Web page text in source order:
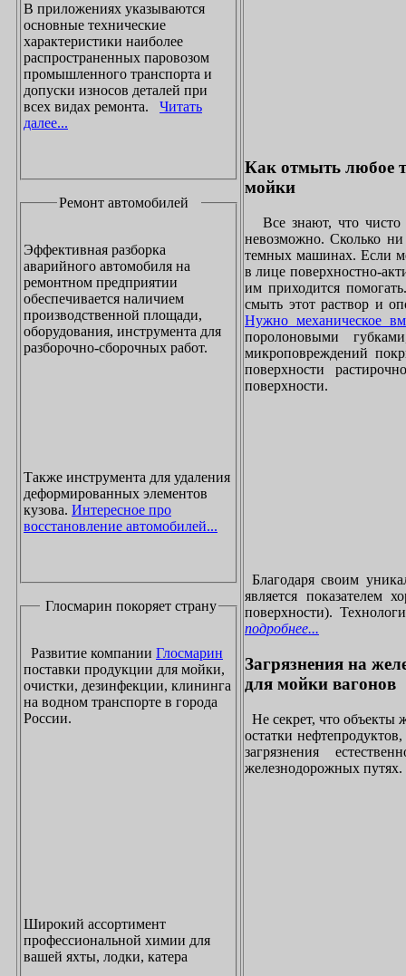
В приложениях указываются
основные технические
характеристики наиболее
распространенных паровозом
промышленного транспорта и
допуски износов деталей при
всех видах ремонта. Читать
далее...
Ремонт автомобилей
Эффективная разборка
аварийного автомобиля на
ремонтном предприятии
обеспечивается наличием
производственной площади,
оборудования, инструмента для
разборочно-сборочных работ.
Также инструмента для удаления
деформированных элементов
кузова. Интересное про
восстановление автомобилей...
Глосмарин покоряет страну
Развитие компании Глосмарин
поставки продукции для мойки,
очистки, дезинфекции, клининга
на водном транспорте в города
России.
Широкий ассортимент
профессиональной химии для
вашей яхты, лодки, катера
Как отмыть любое
мойки
Все знают, что чисто
невозможно. Сколько
темных машинах. Если
в лице поверхностно-
им приходится
смыть этот раствор и
Нужно механическое
поролоновыми
микроповреждений
поверхности
поверхности.
Благодаря своим
является показателем
поверхности).
подробнее...
Загрязнения на
для мойки вагонов
Не секрет, что объекты
остатки нефтепродуктов,
загрязнения
железнодорожных путях.